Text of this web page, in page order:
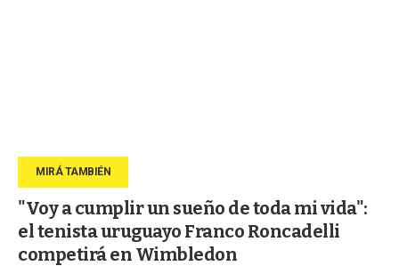
"Voy a cumplir un sueño de toda mi vida":
el tenista uruguayo Franco Roncadelli
competirá en Wimbledon